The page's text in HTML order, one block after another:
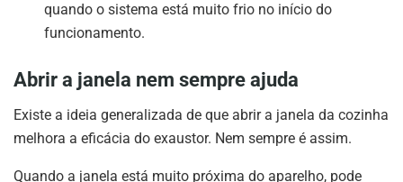
quando o sistema está muito frio no início do
funcionamento.
Abrir a janela nem sempre ajuda
Existe a ideia generalizada de que abrir a janela da cozinha
melhora a eficácia do exaustor. Nem sempre é assim.
Quando a janela está muito próxima do aparelho, pode